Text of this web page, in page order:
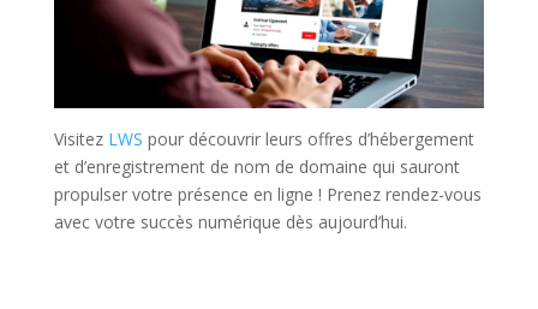
Visitez LWS pour découvrir leurs offres d’hébergement
et d’enregistrement de nom de domaine qui sauront
propulser votre présence en ligne ! Prenez rendez-vous
avec votre succès numérique dès aujourd’hui.